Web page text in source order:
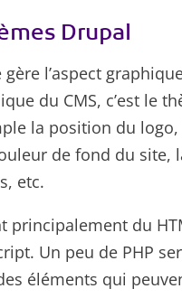
Drupal
gère l’aspect
du CMS, c’est le
la position du
de fond du site,
etc.
principalement du
Un peu de PHP
éléments qui